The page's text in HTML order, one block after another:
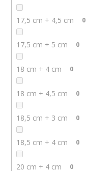
17,5 cm + 4,5 cm 0
17,5 cm + 5 cm 0
18 cm + 4 cm 0
18 cm + 4,5 cm 0
18,5 cm + 3 cm 0
18,5 cm + 4 cm 0
20 cm + 4 cm 0